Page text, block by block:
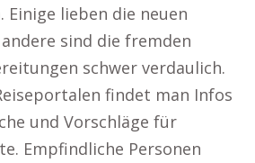
Einige lieben die neuen
sind die fremden
schwer verdaulich.
findet man Infos
und Vorschläge für
Empfindliche Personen